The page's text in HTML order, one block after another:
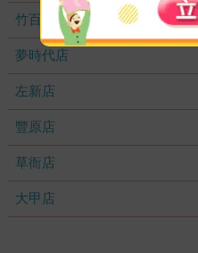
竹百店
夢時代店
左新店
豐原店
草衙店
大甲店